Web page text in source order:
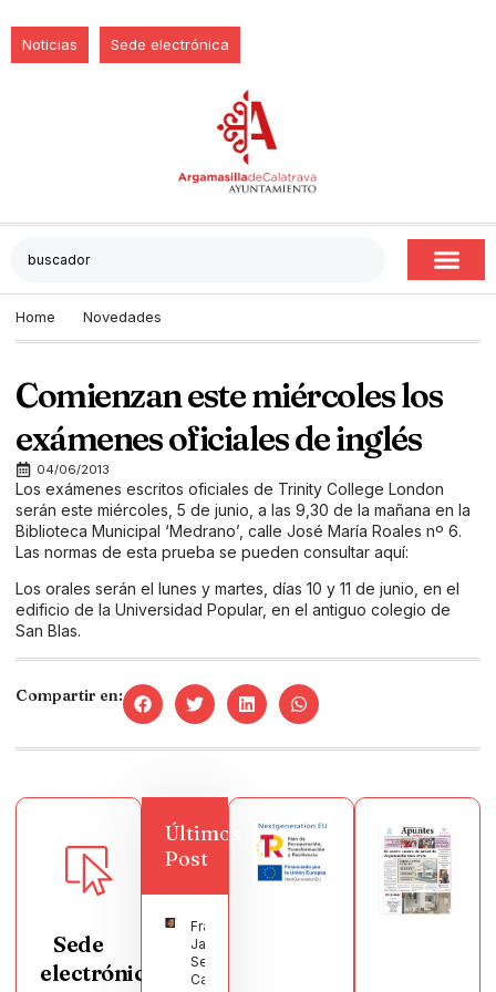
Noticias Sede electrónica
Home Novedades
Comienzan este miércoles los
exámenes oficiales de inglés
04/06/2013
Los exámenes escritos oficiales de Trinity College London
serán este miércoles, 5 de junio, a las 9,30 de la mañana en la
Biblioteca Municipal ‘Medrano’, calle José María Roales nº 6.
Las normas de esta prueba se pueden consultar aquí:
Los orales serán el lunes y martes, días 10 y 11 de junio, en el
edificio de la Universidad Popular, en el antiguo colegio de
San Blas.
Compartir en:
Sede
electrónica
Últimos
Post
Francisco
Javier
Segura
Castellanos